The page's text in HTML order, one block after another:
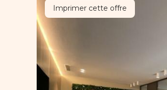
Imprimer cette offre